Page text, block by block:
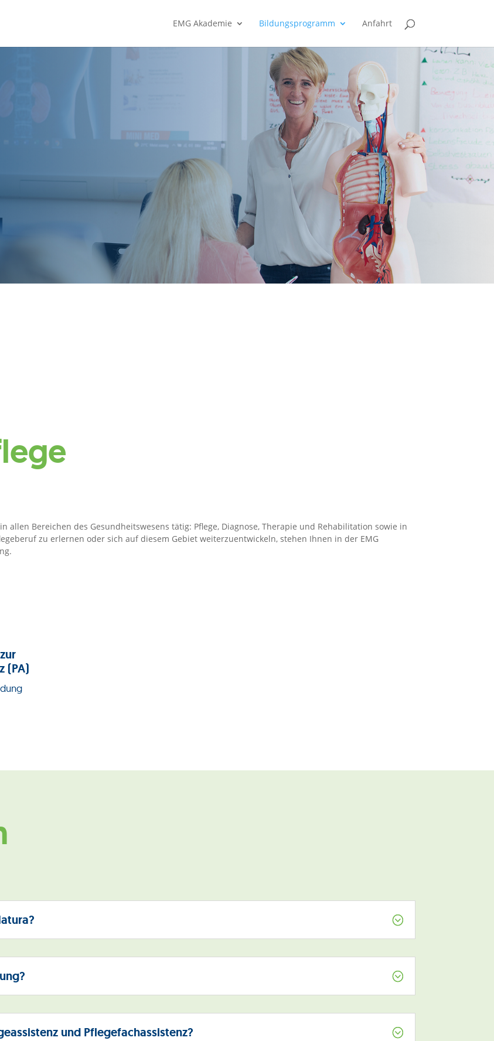
EMG Akademie Bildungsprogramm Anfahrt
allen Bereichen des Gesundheitswesens tätig: Pflege, Diagnose, Therapie und Rehabilitation sowie in
zu erlernen oder sich auf diesem Gebiet weiterzuentwickeln, stehen Ihnen in der EMG
(PA)
;
;
;
und Pflegefachassistenz?